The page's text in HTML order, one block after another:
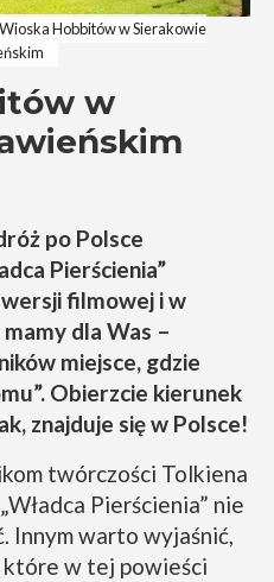
Wioska Hobbitów w Sierakowie
w
po Polsce
Pierścienia”
filmowej i w
dla Was –
miejsce, gdzie
Obierzcie kierunek
znajduje się w Polsce!
twórczości Tolkiena
Pierścienia” nie
Innym warto wyjaśnić,
które w tej powieści